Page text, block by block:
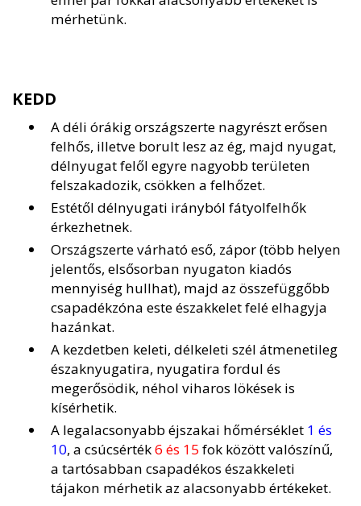
mérhetünk.
KEDD
A déli órákig országszerte nagyrészt erősen
felhős, illetve borult lesz az ég, majd nyugat,
délnyugat felől egyre nagyobb területen
felszakadozik, csökken a felhőzet.
Estétől délnyugati irányból fátyolfelhők
érkezhetnek.
Országszerte várható eső, zápor (több helyen
jelentős, elsősorban nyugaton kiadós
mennyiség hullhat), majd az összefüggőbb
csapadékzóna este északkelet felé elhagyja
hazánkat.
A kezdetben keleti, délkeleti szél átmenetileg
északnyugatira, nyugatira fordul és
megerősödik, néhol viharos lökések is
kísérhetik.
A legalacsonyabb éjszakai hőmérséklet 1 és
10, a csúcsérték6 és 15 fok között valószínű,
a tartósabban csapadékos északkeleti
tájakon mérhetik az alacsonyabb értékeket.